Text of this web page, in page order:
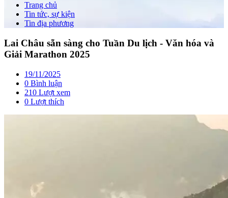
Trang chủ
Tin tức, sự kiện
Tin địa phương
Lai Châu sẵn sàng cho Tuần Du lịch - Văn hóa và
Giải Marathon 2025
19/11/2025
0 Bình luận
210 Lượt xem
0 Lượt thích